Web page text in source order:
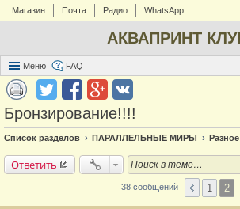
Магазин Почта Радио WhatsApp
АКВАПРИНТ
Меню FAQ
Бронзирование!!!!
Список разделов ПАРАЛЛЕЛЬНЫЕ МИРЫ Разное
Ответить
38 сообщений 1 2